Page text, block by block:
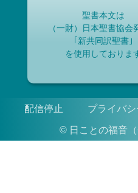
聖書本文は
（一財）日本聖書協会
｢新共同訳聖書｣
を使用しておりま
配信停止 プライバ
© 日ことの福音